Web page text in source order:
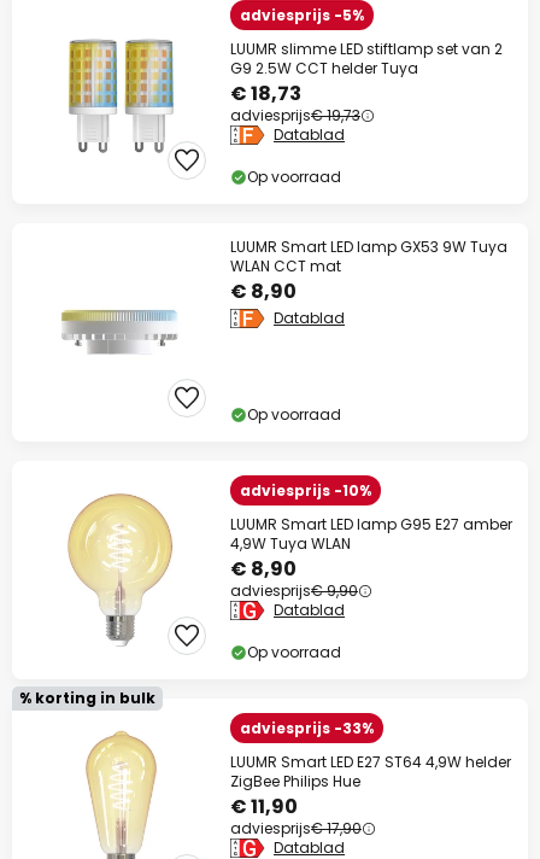
adviesprijs -5%
LUUMR slimme LED stiftlamp set van 2
G9 2.5W CCT helder Tuya
€ 18,73
adviesprijs€ 19,73
Datablad
Op voorraad
LUUMR Smart LED lamp GX53 9W Tuya
WLAN CCT mat
€ 8,90
Datablad
Op voorraad
adviesprijs -10%
LUUMR Smart LED lamp G95 E27 amber
4,9W Tuya WLAN
€ 8,90
adviesprijs€ 9,90
Datablad
Op voorraad
% korting in bulk
adviesprijs -33%
LUUMR Smart LED E27 ST64 4,9W helder
ZigBee Philips Hue
€ 11,90
adviesprijs€ 17,90
Datablad